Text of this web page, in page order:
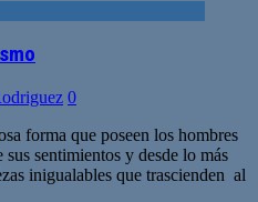
0
forma que poseen los hombres
sentimientos y desde lo más
inigualables que trascienden al